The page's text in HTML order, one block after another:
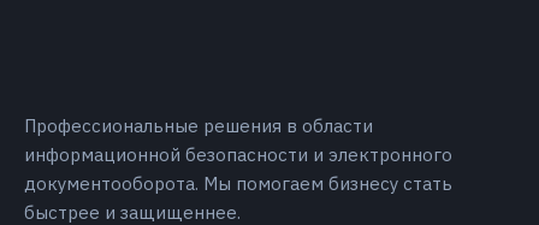
Профессиональные решения в области
информационной безопасности и электронного
документооборота. Мы помогаем бизнесу стать
быстрее и защищеннее.